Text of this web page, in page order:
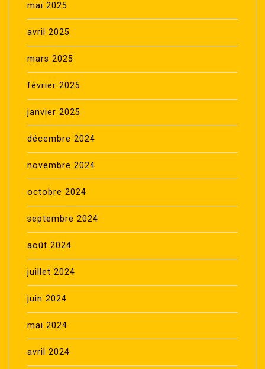
mai 2025
avril 2025
mars 2025
février 2025
janvier 2025
décembre 2024
novembre 2024
octobre 2024
septembre 2024
août 2024
juillet 2024
juin 2024
mai 2024
avril 2024